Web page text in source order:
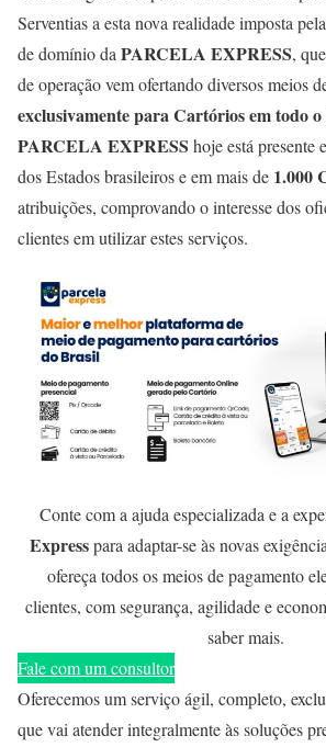
Serventias a esta nova realidade imposta
de domínio daPARCELA EXPRESS,
de operação vem ofertando diversos meios
exclusivamente para Cartórios em todo
PARCELA EXPRESS hoje está presente
dos Estados brasileiros e em mais de 1.000
atribuições, comprovando o interesse dos
clientes em utilizar estes serviços.
Conte com a ajuda especializada e a
Expresspara adaptar-se às novas
ofereça todos os meios de pagamento
clientes, com segurança, agilidade e
saber mais.
Fale com um consultor
Oferecemos um serviço ágil, completo,
que vai atender integralmente às soluções